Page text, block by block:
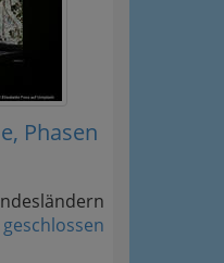
Phasen